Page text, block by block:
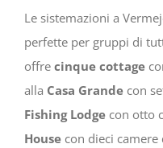
Le sistemazioni a
perfette per gruppi di
offre cinque cottage
alla Casa Grande con
Fishing Lodge con otto
House con dieci